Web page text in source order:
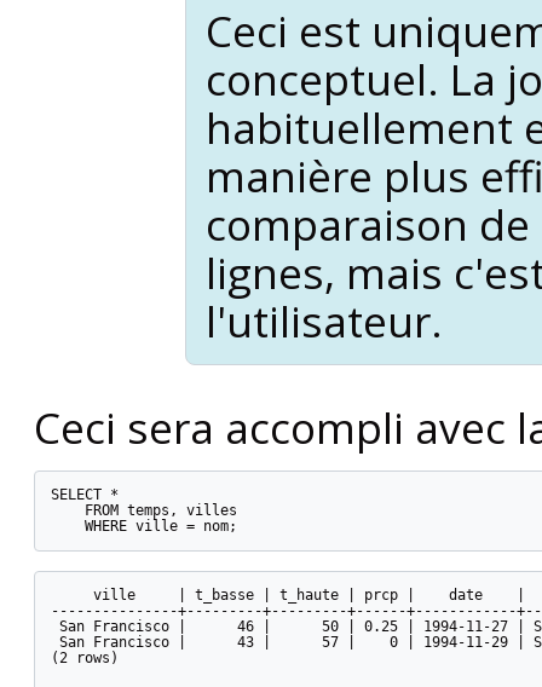
Ceci est
conceptuel. La
habituellement
manière plus
comparaison
lignes, mais
l'utilisateur.
Ceci sera accompli avec
SELECT *
    FROM temps, villes
    WHERE ville = nom;
ville     | t_basse | t_haute | prcp |    date    |
---------------+---------+---------+------+------------
San Francisco |      46 |      50 | 0.25 | 1994-11-27 |
San Francisco |      43 |      57 |    0 | 1994-11-29 |
(2 rows)